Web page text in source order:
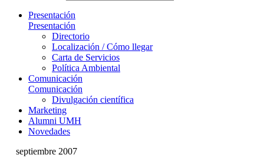
Presentación
Presentación
Directorio
Localización / Cómo llegar
Carta de Servicios
Política Ambiental
Comunicación
Comunicación
Divulgación científica
Marketing
Alumni UMH
Novedades
septiembre 2007